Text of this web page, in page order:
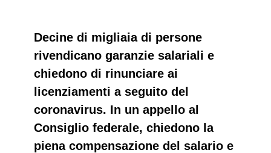
Decine di migliaia di persone
rivendicano garanzie salariali e
chiedono di rinunciare ai
licenziamenti a seguito del
coronavirus. In un appello al
Consiglio federale, chiedono la
piena compensazione del salario e